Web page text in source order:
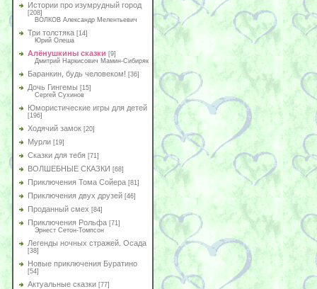
Истории про изумрудный город
[208]
ВОЛКОВ Александр Мелентьевич
Три толстяка [14]
Юрий Олеша
Алёнушкины сказки [9]
Дмитрий Наркисович Мамин-Сибиряк
Баранкин, будь человеком! [36]
Дочь Гингемы [15]
Сергей Сухинов
Юмористические игры для детей
[196]
Ходячий замок [20]
Мурли [19]
Сказки для тебя [71]
ВОЛШЕБНЫЕ СКАЗКИ [68]
Приключения Тома Сойера [81]
Приключения двух друзей [46]
Проданный смех [84]
Приключения Рольфа [71]
Эрнест Сетон-Томпсон
Легенды ночных стражей. Осада
[38]
Новые приключения Буратино
[54]
Актуальные сказки [77]